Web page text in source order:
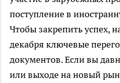
поступление в
Чтобы закрепить успех,
декабря ключевые
документов. Если вы
или выходе на новый